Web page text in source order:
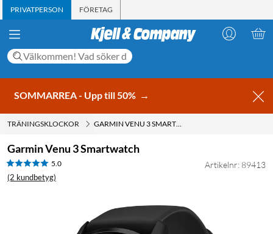
PRIVATPERSON FÖRETAG
SOMMARREA - Upp till 50% →
TRÄNINGSKLOCKOR GARMIN VENU 3 SMARTWATCH
Garmin Venu 3 Smartwatch
5.0
(2 kundbetyg)
Artikelnr: 89413